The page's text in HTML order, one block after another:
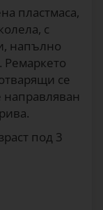
пластмаса,
с
напълно
се
под 3